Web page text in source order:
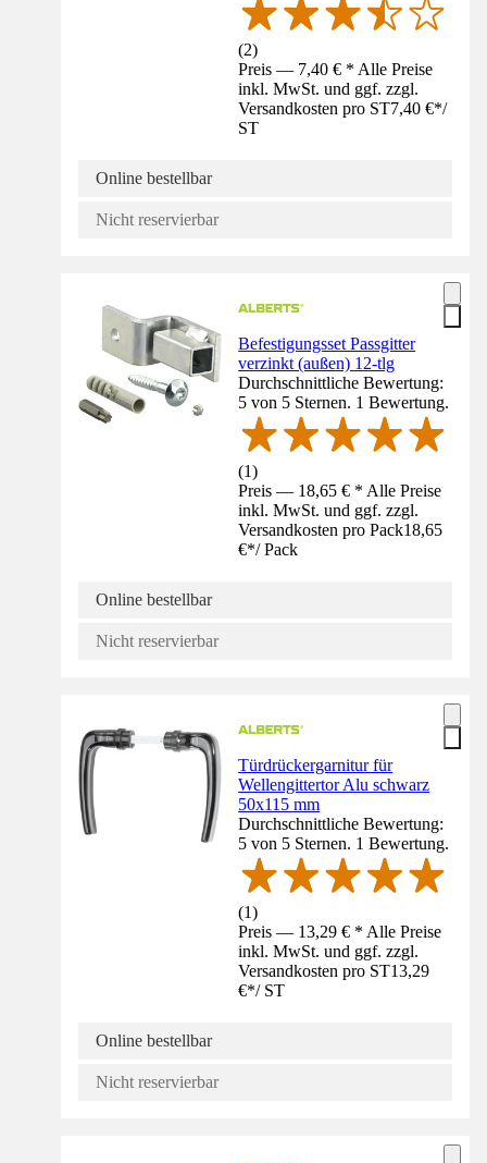
(2)
Preis — 7,40 € * Alle Preise
inkl. MwSt. und ggf. zzgl.
Versandkosten pro ST7,40 €*/
ST
Online bestellbar
Nicht reservierbar
Befestigungsset Passgitter
verzinkt (außen) 12-tlg
Durchschnittliche Bewertung:
5 von 5 Sternen. 1 Bewertung.
(1)
Preis — 18,65 € * Alle Preise
inkl. MwSt. und ggf. zzgl.
Versandkosten pro Pack18,65
€*/ Pack
Online bestellbar
Nicht reservierbar
Türdrückergarnitur für
Wellengittertor Alu schwarz
50x115 mm
Durchschnittliche Bewertung:
5 von 5 Sternen. 1 Bewertung.
(1)
Preis — 13,29 € * Alle Preise
inkl. MwSt. und ggf. zzgl.
Versandkosten pro ST13,29
€*/ ST
Online bestellbar
Nicht reservierbar